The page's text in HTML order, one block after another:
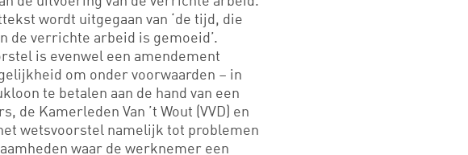
wordt uitgegaan van ‘de tijd, die
de verrichte arbeid is gemoeid’.
is evenwel een amendement
om onder voorwaarden – in
te betalen aan de hand van een
de Kamerleden Van ’t Wout (VVD) en
wetsvoorstel namelijk tot problemen
waar de werknemer een